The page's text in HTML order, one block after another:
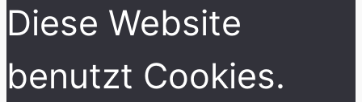
Diese Website
benutzt Cookies.